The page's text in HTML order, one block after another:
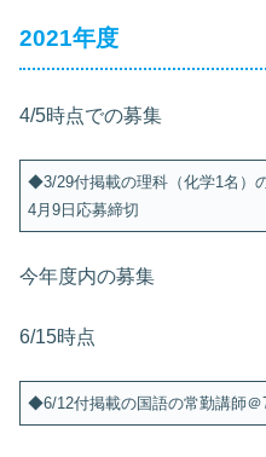
2021年度
4/5時点での募集
◆3/29付掲載の理科（化学1名）
4月9日応募締切
今年度内の募集
6/15時点
◆6/12付掲載の国語の常勤講師＠